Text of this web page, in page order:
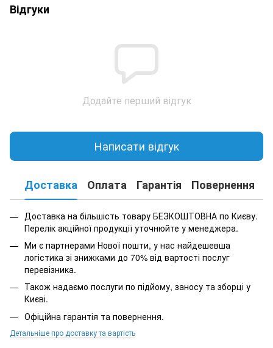
Відгуки
Додайте перший відгук
Написати відгук
Доставка Оплата Гарантія Повернення
Доставка на більшість товару БЕЗКОШТОВНА по Києву.
Перелік акційної продукції уточнюйте у менеджера.
Ми є партнерами Нової пошти, у нас найдешевша
логістика зі знижками до 70% від вартості послуг
перевізника.
Також надаємо послуги по підйому, заносу та зборці у
Києві.
Офіційна гарантія та повернення.
Детальніше про доставку та вартість